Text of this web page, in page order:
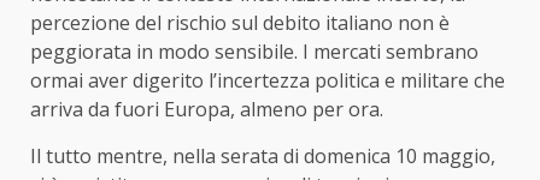
percezione del rischio sul debito italiano non è
peggiorata in modo sensibile. I mercati sembrano
ormai aver digerito l’incertezza politica e militare che
arriva da fuori Europa, almeno per ora.
Il tutto mentre, nella serata di domenica 10 maggio,